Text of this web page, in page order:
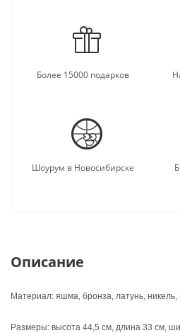
руководителям и коллегам,
сувенирах добавляют
подарку.
Более 15000 подарков
Шоурум в Новосибирске
Описание
Материал: яшма, бронза, латунь, никель,
Размеры: высота 44,5 см, длина 33 см,